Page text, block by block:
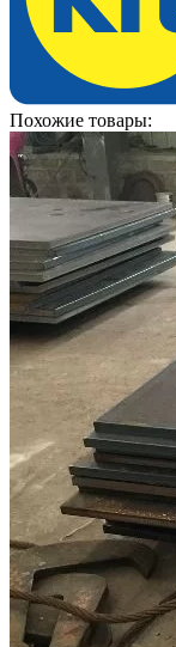
Похожие товары: